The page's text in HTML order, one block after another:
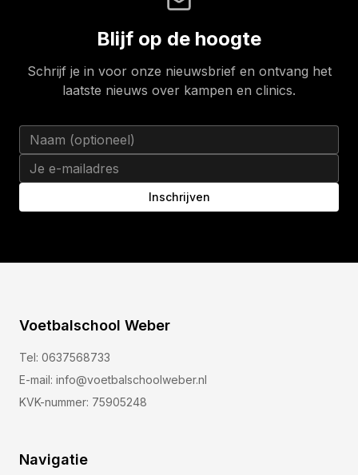
Blijf op de hoogte
Schrijf je in voor onze nieuwsbrief en ontvang het
laatste nieuws over kampen en clinics.
Inschrijven
Voetbalschool Weber
Tel: 0637568733
E-mail: info@voetbalschoolweber.nl
KVK-nummer: 75905248
Navigatie